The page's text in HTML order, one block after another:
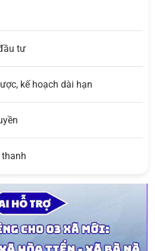
tư
kế hoạch dài hạn